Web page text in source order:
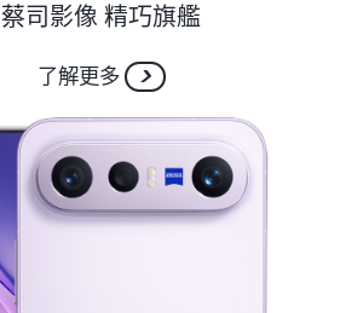
蔡司影像 精巧旗艦
了解更多